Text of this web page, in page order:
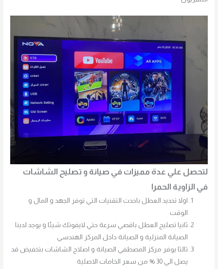
لتحصل علي عدة مميزات في صيانة و تصليح الشاشات
في الزاوية الحمرا
اولا تحديد العطل باحدث التقنيات التي توفر الجهد و المال و
الوقت
ثانيا تصليح العطل باقصي سرعة حتي لايفوتك شيئا و يوجد لدينا
الصيانة المنزلية و الصيانة داخل المركز الهندسي
ثالثا يوفر مركز المصطفي الصيانة و اصلاح الشاشات بتخفيض قد
يصل الي 30 % من سعر الخامات الاصلية